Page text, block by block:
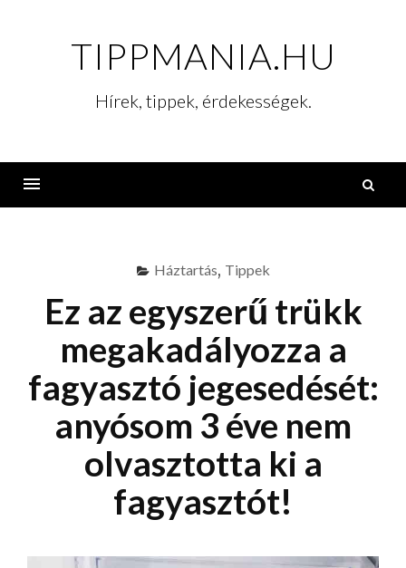
TIPPMANIA.HU
Hírek, tippek, érdekességek.
Háztartás, Tippek
Ez az egyszerű trükk
megakadályozza a
fagyasztó jegesedését:
anyósom 3 éve nem
olvasztotta ki a
fagyasztót!